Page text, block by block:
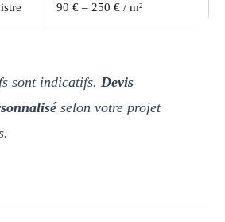
90 € – 250 € / m²
sont indicatifs.Devis
selon votre projet